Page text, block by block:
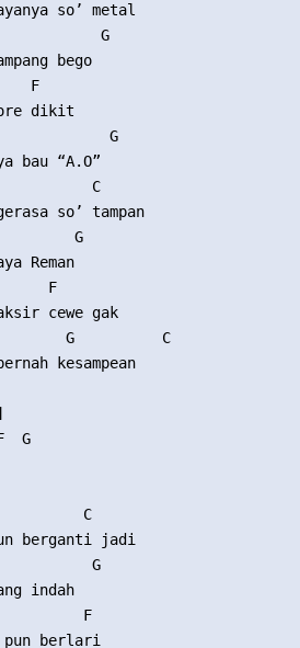
so’ metal
G
bego
F
dikit
G
bau “A.O”
C
so’ tampan
G
Reman
F
cewe gak
G          C
kesampean
G
C
berganti jadi
G
indah
F
pun berlari